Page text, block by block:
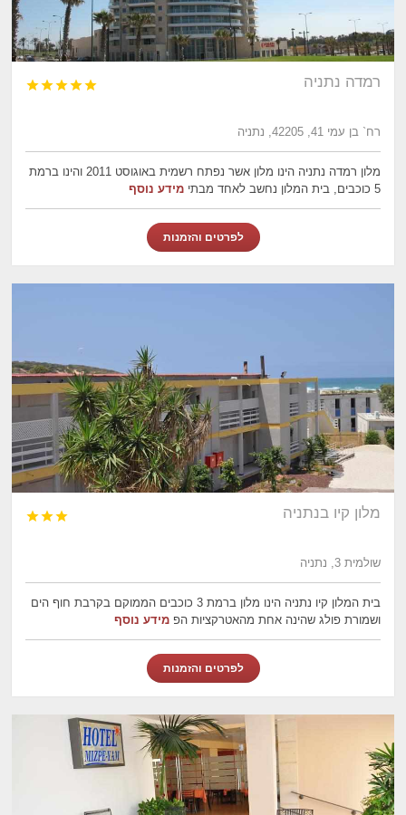
רמדה נתניה 




רח` בן עמי 41, 42205, נתניה
מלון רמדה נתניה הינו מלון אשר נפתח רשמית באוגוסט 2011 והינו ברמת
5 כוכבים, בית המלון נחשב לאחד מבתי
מידע נוסף
לפרטים והזמנות
מלון קיו בנתניה 


שולמית 3, נתניה
בית המלון קיו נתניה הינו מלון ברמת 3 כוכבים הממוקם בקרבת חוף הים
ושמורת פולג שהינה אחת מהאטרקציות הפמידע נוסף
לפרטים והזמנות